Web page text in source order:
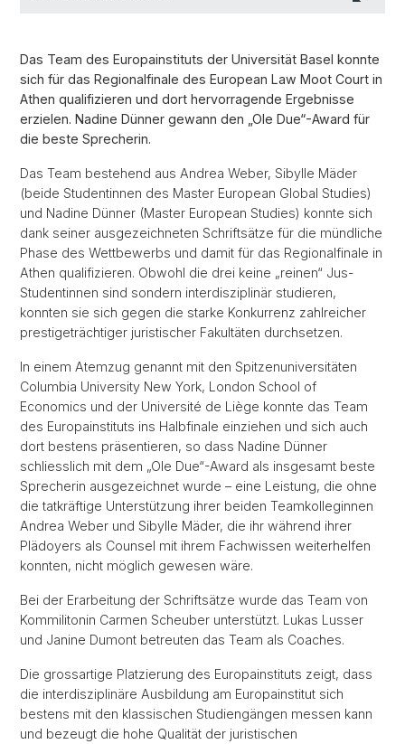
Das Team des Europainstituts der Universität Basel konnte
sich für das Regionalfinale des European Law Moot Court in
Athen qualifizieren und dort hervorragende Ergebnisse
erzielen. Nadine Dünner gewann den „Ole Due“-Award für
die beste Sprecherin.
Das Team bestehend aus Andrea Weber, Sibylle Mäder
(beide Studentinnen des Master European Global Studies)
und Nadine Dünner (Master European Studies) konnte sich
dank seiner ausgezeichneten Schriftsätze für die mündliche
Phase des Wettbewerbs und damit für das Regionalfinale in
Athen qualifizieren. Obwohl die drei keine „reinen“ Jus-
Studentinnen sind sondern interdisziplinär studieren,
konnten sie sich gegen die starke Konkurrenz zahlreicher
prestigeträchtiger juristischer Fakultäten durchsetzen.
In einem Atemzug genannt mit den Spitzenuniversitäten
Columbia University New York, London School of
Economics und der Université de Liège konnte das Team
des Europainstituts ins Halbfinale einziehen und sich auch
dort bestens präsentieren, so dass Nadine Dünner
schliesslich mit dem „Ole Due“-Award als insgesamt beste
Sprecherin ausgezeichnet wurde – eine Leistung, die ohne
die tatkräftige Unterstützung ihrer beiden Teamkolleginnen
Andrea Weber und Sibylle Mäder, die ihr während ihrer
Plädoyers als Counsel mit ihrem Fachwissen weiterhelfen
konnten, nicht möglich gewesen wäre.
Bei der Erarbeitung der Schriftsätze wurde das Team von
Kommilitonin Carmen Scheuber unterstützt. Lukas Lusser
und Janine Dumont betreuten das Team als Coaches.
Die grossartige Platzierung des Europainstituts zeigt, dass
die interdisziplinäre Ausbildung am Europainstitut sich
bestens mit den klassischen Studiengängen messen kann
und bezeugt die hohe Qualität der juristischen